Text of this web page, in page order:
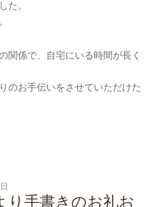
た。
関係で、自宅にいる時間が長く
のお手伝いをさせていただけた
り手書きのお礼お